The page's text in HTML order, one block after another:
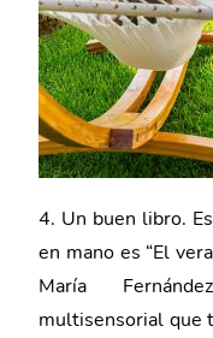
4. Un buen libro.
en mano es “El
María
multisensorial que